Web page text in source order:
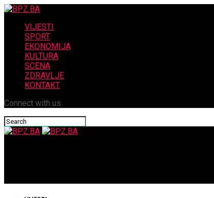
VIJESTI
SPORT
EKONOMIJA
KULTURA
SCENA
ZDRAVLJE
KONTAKT
Connect with us